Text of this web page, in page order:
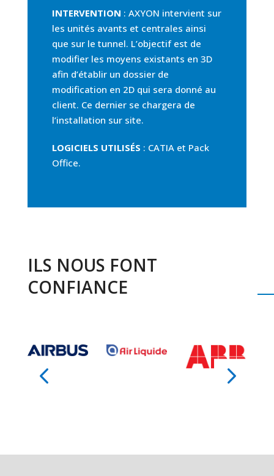
INTERVENTION : AXYON intervient sur
les unités avants et centrales ainsi
que sur le tunnel. L’objectif est de
modifier les moyens existants en 3D
afin d’établir un dossier de
modification en 2D qui sera donné au
client. Ce dernier se chargera de
l’installation sur site.
LOGICIELS UTILISÉS : CATIA et Pack
Office.
ILS NOUS FONT
CONFIANCE